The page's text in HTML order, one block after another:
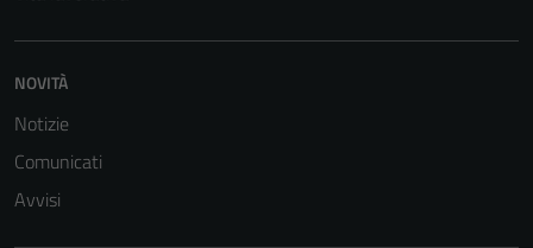
NOVITÀ
Notizie
Comunicati
Avvisi